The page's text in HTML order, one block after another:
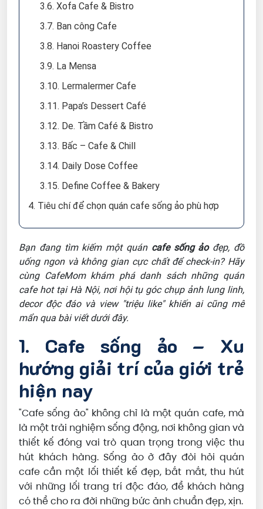
3.6. Xofa Cafe & Bistro
3.7. Ban công Cafe
3.8. Hanoi Roastery Coffee
3.9. La Mensa
3.10. Lermalermer Cafe
3.11. Papa’s Dessert Café
3.12. De. Tầm Café & Bistro
3.13. Bấc – Cafe & Chill
3.14. Daily Dose Coffee
3.15. Define Coffee & Bakery
4. Tiêu chí để chọn quán cafe sống ảo phù hợp
Bạn đang tìm kiếm một quán cafe sống ảođẹp, đồ
uống ngon và không gian cực chất để check-in? Hãy
cùng CafeMom khám phá danh sách những quán
cafe hot tại Hà Nội, nơi hội tụ góc chụp ảnh lung linh,
decor độc đáo và view "triệu like" khiến ai cũng mê
mẩn qua bài viết dưới đây.
1. Cafe sống ảo – Xu
hướng giải trí của giới trẻ
hiện nay
"Cafe sống ảo" không chỉ là một quán cafe, mà
là một trải nghiệm sống động, nơi không gian và
thiết kế đóng vai trò quan trọng trong việc thu
hút khách hàng. Sống ảo ở đây đòi hỏi quán
cafe cần một lối thiết kế đẹp, bắt mắt, thu hút
với những lối trang trí độc đáo, để khách hàng
có thể cho ra đời những bức ảnh chuẩn đẹp, xịn.